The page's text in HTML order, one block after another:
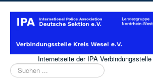
Internetseite der IPA
Suchen
...